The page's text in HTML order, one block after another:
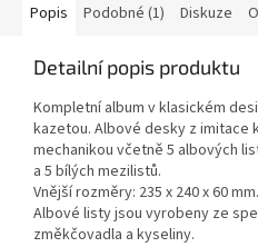
Popis Podobné (1) Diskuze
Detailní popis produktu
Kompletní album v klasickém
kazetou. Albové desky z imitace
mechanikou včetně 5 albových
a 5 bílých mezilistů.
Vnější rozměry: 235 x 240 x 60 mm.
Albové listy jsou vyrobeny ze
změkčovadla a kyseliny.